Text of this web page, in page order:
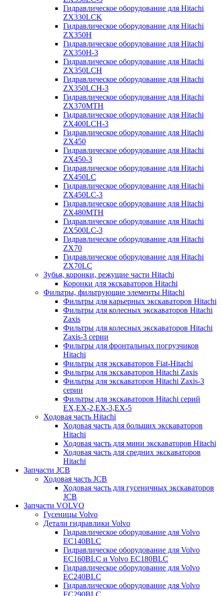
Гидравлическое оборудование для Hitachi
ZX330LCK
Гидравлическое оборудование для Hitachi
ZX350H
Гидравлическое оборудование для Hitachi
ZX350H-3
Гидравлическое оборудование для Hitachi
ZX350LCH
Гидравлическое оборудование для Hitachi
ZX350LCH-3
Гидравлическое оборудование для Hitachi
ZX370MTH
Гидравлическое оборудование для Hitachi
ZX400LCH-3
Гидравлическое оборудование для Hitachi
ZX450
Гидравлическое оборудование для Hitachi
ZX450-3
Гидравлическое оборудование для Hitachi
ZX450LC
Гидравлическое оборудование для Hitachi
ZX450LC-3
Гидравлическое оборудование для Hitachi
ZX480MTH
Гидравлическое оборудование для Hitachi
ZX500LC-3
Гидравлическое оборудование для Hitachi
ZX70
Гидравлическое оборудование для Hitachi
ZX70LC
Зубья, коронки, режущие части Hitachi
Коронки для экскаваторов Hitachi
Фильтры, фильтрующие элементы Hitachi
Фильтры для карьерных экскаваторов Hitachi
Фильтры для колесных экскаваторов Hitachi
Zaxis
Фильтры для колесных экскаваторов Hitachi
Zaxis-3 серии
Фильтры для фронтальных погрузчиков
Hitachi
Фильтры для экскаваторов Fiat-Hitachi
Фильтры для экскаваторов Hitachi Zaxis
Фильтры для экскаваторов Hitachi Zaxis-3
серии
Фильтры для экскаваторов Hitachi серий
EX,EX-2,EX-3,EX-5
Ходовая часть Hitachi
Ходовая часть для больших экскаваторов
Hitachi
Ходовая часть для мини экскаваторов Hitachi
Ходовая часть для средних экскаваторов
Hitachi
Запчасти JCB
Ходовая часть JCB
Ходовая часть для гусеничных экскаваторов
JCB
Запчасти VOLVO
Гусеницы Volvo
Детали гидравлики Volvo
Гидравлическое оборудование для Volvo
EC140BLC
Гидравлическое оборудование для Volvo
EC160BLC и Volvo EC180BLC
Гидравлическое оборудование для Volvo
EC240BLC
Гидравлическое оборудование для Volvo
EC290BLC